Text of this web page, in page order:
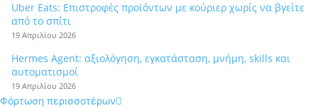
Uber Eats: Επιστροφές προϊόντων με κούριερ χωρίς να βγείτε
από το σπίτι
19 Απριλίου 2026
Hermes Agent: αξιολόγηση, εγκατάσταση, μνήμη, skills και
αυτοματισμοί
19 Απριλίου 2026
Φόρτωση περισσοτέρων